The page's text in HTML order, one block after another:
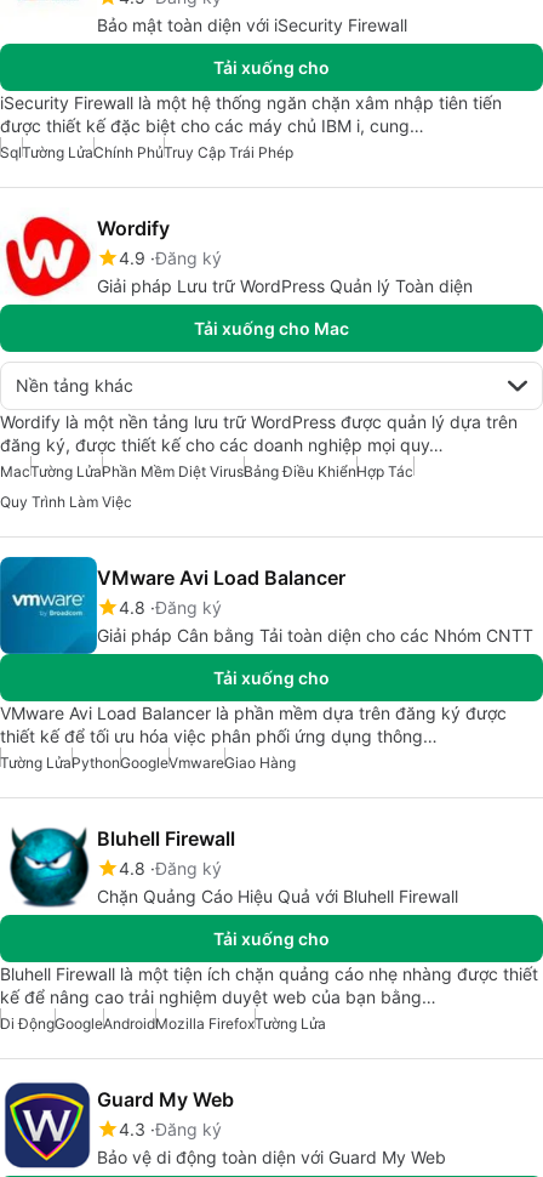
Bảo mật toàn diện với iSecurity Firewall
Tải xuống cho
iSecurity Firewall là một hệ thống ngăn chặn xâm nhập tiên tiến
được thiết kế đặc biệt cho các máy chủ IBM i, cung…
SqlTường LửaChính PhủTruy Cập Trái Phép
Wordify
4.9 Đăng ký
Giải pháp Lưu trữ WordPress Quản lý Toàn diện
Tải xuống cho Mac
Nền tảng khác
Wordify là một nền tảng lưu trữ WordPress được quản lý dựa trên
đăng ký, được thiết kế cho các doanh nghiệp mọi quy…
MacTường LửaPhần Mềm Diệt VirusBảng Điều KhiểnHợp Tác
Quy Trình Làm Việc
VMware Avi Load Balancer
4.8 Đăng ký
Giải pháp Cân bằng Tải toàn diện cho các Nhóm CNTT
Tải xuống cho
VMware Avi Load Balancer là phần mềm dựa trên đăng ký được
thiết kế để tối ưu hóa việc phân phối ứng dụng thông…
Tường LửaPythonGoogleVmwareGiao Hàng
Bluhell Firewall
4.8 Đăng ký
Chặn Quảng Cáo Hiệu Quả với Bluhell Firewall
Tải xuống cho
Bluhell Firewall là một tiện ích chặn quảng cáo nhẹ nhàng được thiết
kế để nâng cao trải nghiệm duyệt web của bạn bằng…
Di ĐộngGoogleAndroidMozilla FirefoxTường Lửa
Guard My Web
4.3 Đăng ký
Bảo vệ di động toàn diện với Guard My Web